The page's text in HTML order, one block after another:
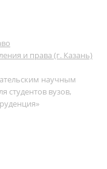
и права (г. Казань)
научным
студентов вузов,